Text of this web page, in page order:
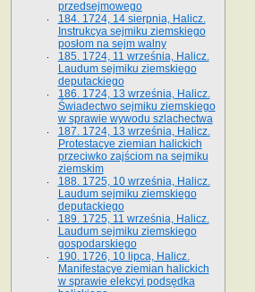
przedsejmowego
184. 1724, 14 sierpnia, Halicz.
Instrukcya sejmiku ziemskiego
posłom na sejm walny
185. 1724, 11 września, Halicz.
Laudum sejmiku ziemskiego
deputackiego
186. 1724, 13 września, Halicz.
Świadectwo sejmiku ziemskiego
w sprawie wywodu szlachectwa
187. 1724, 13 września, Halicz.
Protestacye ziemian halickich
przeciwko zajściom na sejmiku
ziemskim
188. 1725, 10 września, Halicz.
Laudum sejmiku ziemskiego
deputackiego
189. 1725, 11 września, Halicz.
Laudum sejmiku ziemskiego
gospodarskiego
190. 1726, 10 lipca, Halicz.
Manifestacye ziemian halickich
w sprawie elekcyi podsędka